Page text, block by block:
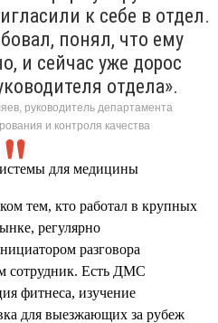
к себе в отдел.
понял, что ему
и сейчас уже дорос
отдела».
руководитель департамента
и контроля качества
тем, кто работал в крупных
регулярно
разговора
сотрудник. Есть ДМС
фитнеса, изучение
для выезжающих за рубеж